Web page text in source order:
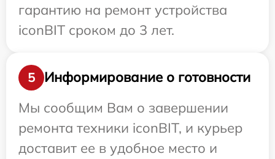
гарантию на ремонт устройства
iconBIT сроком до 3 лет.
5
Информирование о готовности
Мы сообщим Вам о завершении
ремонта техники iconBIT, и курьер
доставит ее в удобное место и